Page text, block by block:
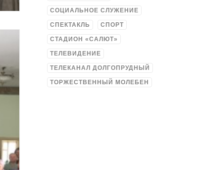
СОЦИАЛЬНОЕ СЛУЖЕНИЕ
СПЕКТАКЛЬ СПОРТ
СТАДИОН «САЛЮТ»
ТЕЛЕВИДЕНИЕ
ТЕЛЕКАНАЛ ДОЛГОПРУДНЫЙ
ТОРЖЕСТВЕННЫЙ МОЛЕБЕН